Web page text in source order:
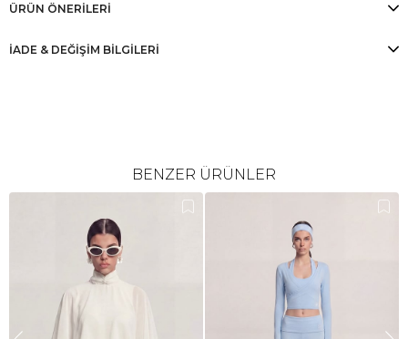
ÜRÜN ÖNERILERI
İADE & DEĞİŞİM BİLGİLERİ
BENZER ÜRÜNLER